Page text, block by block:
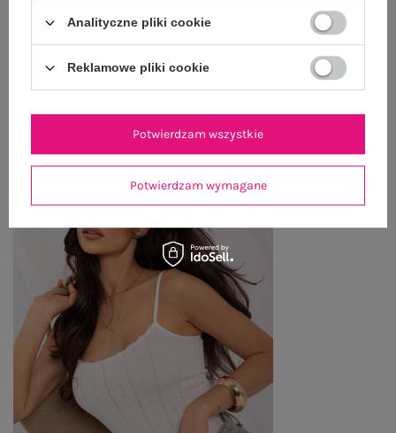
OSTATNIO OGLĄDANE
Zobacz wszystko
Analityczne pliki cookie
Reklamowe pliki cookie
Potwierdzam wymagane
Potwierdzam wszystkie